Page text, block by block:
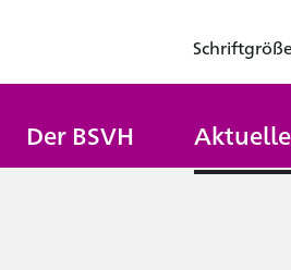
Der BSVH